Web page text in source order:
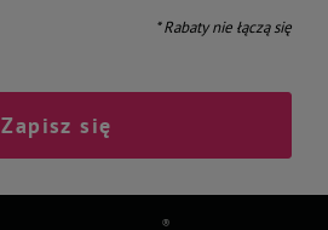
* Rabaty nie łączą się
Zapisz się